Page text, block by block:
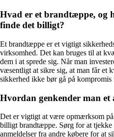
Hvad er et brandtæppe, og
finde det billigt?
Et brandtæppe er et vigtigt
virksomhed. Det kan bruges til at
dem i at sprede sig. Når man
væsentligt at sikre sig, at man får et
sikkerhed ikke bør gå på kompromis
Hvordan genkender man
Det er vigtigt at være opmærksom
billigt brandtæppe. Sørg for at tjekke
anmeldelser fra andre købere for at